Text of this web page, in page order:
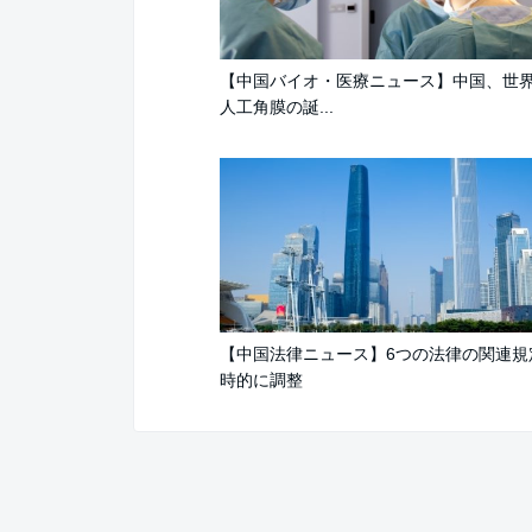
【中国バイオ・医療ニュース】中国、世
人工角膜の誕...
【中国法律ニュース】6つの法律の関連
時的に調整